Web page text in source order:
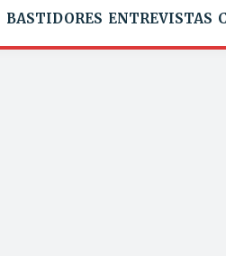
BASTIDORES ENTREVISTAS